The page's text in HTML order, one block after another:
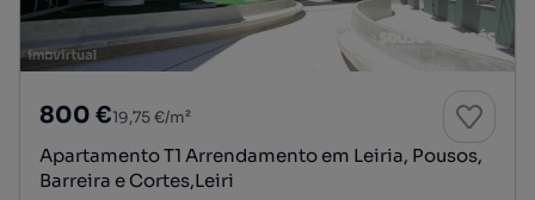
800 €19,75 €/m²
Apartamento T1 Arrendamento em Leiria, Pousos,
Barreira e Cortes,Leiri